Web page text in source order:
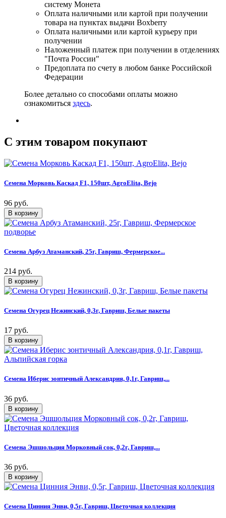
систему Монета
Оплата наличными или картой при получении
товара на пунктах выдачи Boxberry
Оплата наличными или картой курьеру при
получении
Наложенный платеж при получении в отделениях
"Почта России"
Предоплата по счету в любом банке Российской
Федерации
Более детально со способами оплаты можно
ознакомиться здесь.
C этим товаром покупают
Семена Морковь Каскад F1, 150шт, AgroElita, Bejo
96 руб.
Семена Арбуз Атаманский, 25г, Гавриш, Фермерское...
214 руб.
Семена Огурец Нежинский, 0,3г, Гавриш, Белые пакеты
17 руб.
Семена Иберис зонтичный Александрия, 0,1г, Гавриш,...
36 руб.
Семена Эшшольция Морковный сок, 0,2г, Гавриш,...
36 руб.
Семена Цинния Энви, 0,5г, Гавриш, Цветочная коллекция